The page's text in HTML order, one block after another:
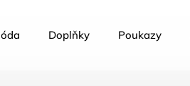
Doplňky Poukazy